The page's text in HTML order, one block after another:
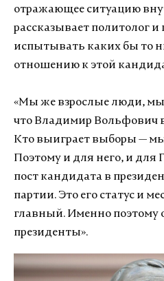
отражающее ситуацию
рассказывает политолог и
испытывать каких бы то
отношению к этой
«Мы же взрослые люди,
что Владимир Вольфович
Кто выиграет выборы — мы
Поэтому и для него, и для
пост кандидата в
партии. Это его статус и
главный. Именно поэтому
президенты».